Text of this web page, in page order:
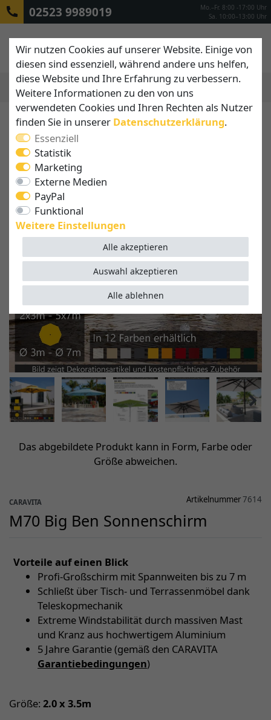
02523 9989019
Mo.–Fr. 8:00 -17:00 Uhr
Sa. 10:00–13:00 Uhr
Das abgebildete Produkt kann in Form, Farbe oder
Größe abweichen.
CARAVITA Artikelnummer7614
M70 Big Ben Sonnenschirm
Vorteile auf einen Blick
Profi-Großschirm mit Spannweiten bis zu 7 m
Schließt über Tisch- und Terrassenmöbel dank
Teleskopmechanik
Extreme Windstabilität durch massiven Mast
und Kranz aus hochwertigem Aluminium
5 Jahre Garantie (gemäß den CARAVITA
Garantiebedingungen)
Größe: 2.0 x 3.5m
Wir nutzen Cookies auf unserer Website. Einige von
diesen sind essenziell, während andere uns helfen,
diese Website und Ihre Erfahrung zu verbessern.
Weitere Informationen zu den von uns
verwendeten Cookies und Ihren Rechten als Nutzer
finden Sie in unserer Daten­schutz­erklärung.
Essenziell
Statistik
Marketing
Externe Medien
PayPal
Funktional
Weitere Einstellungen
Alle akzeptieren
Alle ablehnen
Auswahl akzeptieren